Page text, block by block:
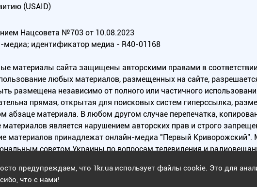
(USAID)
Нацсовета №703 от 10.08.2023
медиа; идентификатор медиа - R40-01168
материалы сайта защищены авторскими правами в
любых материалов, размещенных на сайте,
размещена независимо от полного или частичного
прямая, открытая для поисковых систем гиперссылка,
абзаце материала. В любом другом случае перепечатка,
материалов является нарушением авторских прав и строго
материалов принадлежат онлайн-медиа "Первый Криворожский".
советом Украины по вопросам телевидения и
Copyright © 2010 - 2026 Все права защищены
предупреждаем, что 1kr.ua использует файлы cookie. Это для
что с нами!